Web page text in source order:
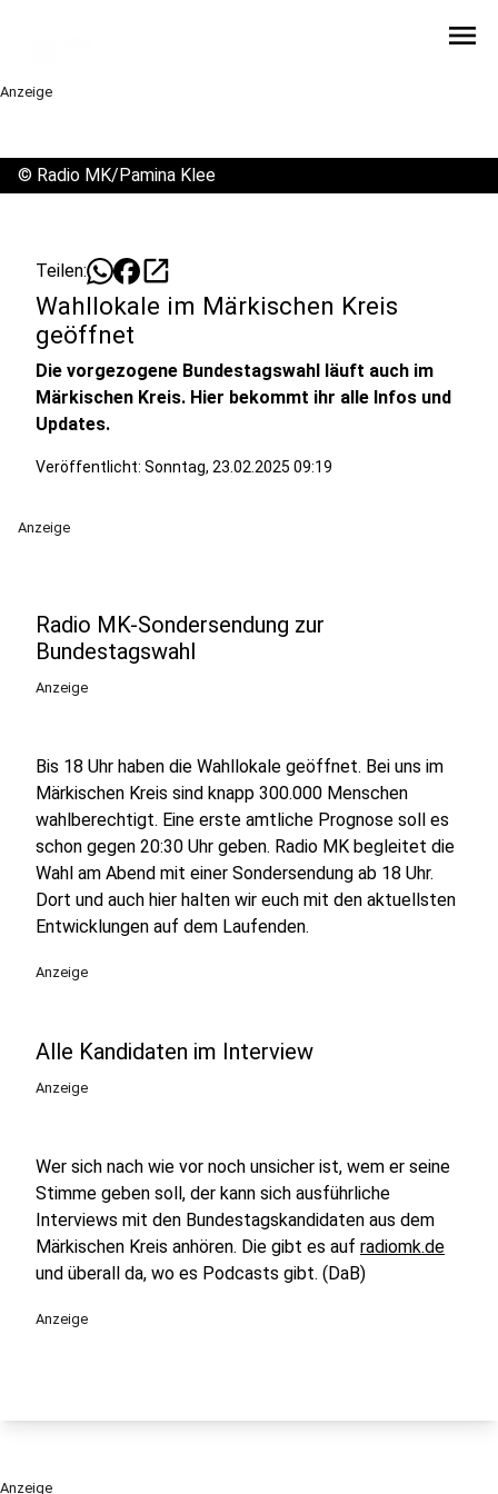
menu
Anzeige
© Radio MK/Pamina Klee
Teilen: open_in_new
Wahllokale im Märkischen Kreis
geöffnet
Die vorgezogene Bundestagswahl läuft auch im
Märkischen Kreis. Hier bekommt ihr alle Infos und
Updates.
Veröffentlicht: Sonntag, 23.02.2025 09:19
Anzeige
Radio MK-Sondersendung zur
Bundestagswahl
Anzeige
Bis 18 Uhr haben die Wahllokale geöffnet. Bei uns im
Märkischen Kreis sind knapp 300.000 Menschen
wahlberechtigt. Eine erste amtliche Prognose soll es
schon gegen 20:30 Uhr geben. Radio MK begleitet die
Wahl am Abend mit einer Sondersendung ab 18 Uhr.
Dort und auch hier halten wir euch mit den aktuellsten
Entwicklungen auf dem Laufenden.
Anzeige
Alle Kandidaten im Interview
Anzeige
Wer sich nach wie vor noch unsicher ist, wem er seine
Stimme geben soll, der kann sich ausführliche
Interviews mit den Bundestagskandidaten aus dem
Märkischen Kreis anhören. Die gibt es auf radiomk.de
und überall da, wo es Podcasts gibt. (DaB)
Anzeige
Anzeige